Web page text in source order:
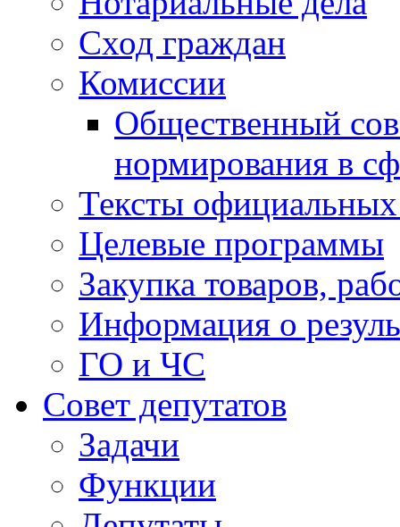
Сход граждан
Комиссии
Общественный
нормирования в
Тексты
Целевые программы
Закупка товаров,
Информация о
ГО и ЧС
Совет депутатов
Задачи
Функции